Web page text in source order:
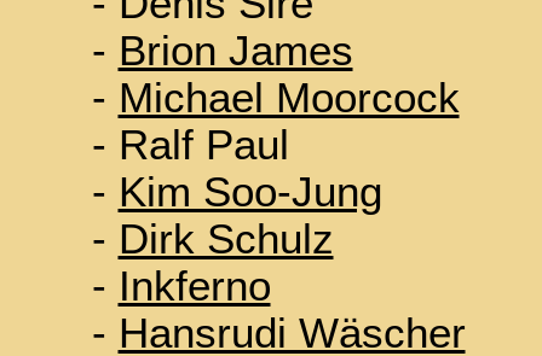
- Brion James
- Michael Moorcock
- Ralf Paul
- Kim Soo-Jung
- Dirk Schulz
- Inkferno
- Hansrudi Wäscher